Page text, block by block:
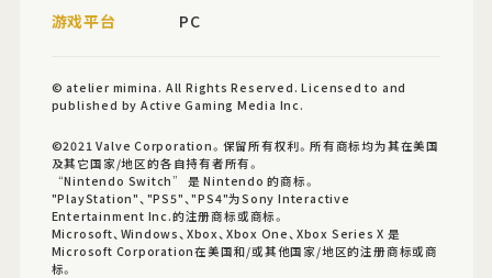
游戏平台 PC
© ​atelier mimina. All Rights Reserved. Licensed to and
published by Active Gaming Media Inc.
©2021 Valve Corporation。保留所有权利。所有商标均为其在美国
及其它国家/地区的各自持有者所有。
“Nintendo Switch” 是 Nintendo 的商标。
"PlayStation"、"PS5"、"PS4"为Sony Interactive
Entertainment Inc.的注册商标或商标。
Microsoft、Windows、Xbox、Xbox One、Xbox Series X 是
Microsoft Corporation在美国和/或其他国家/地区的注册商标或商
标。